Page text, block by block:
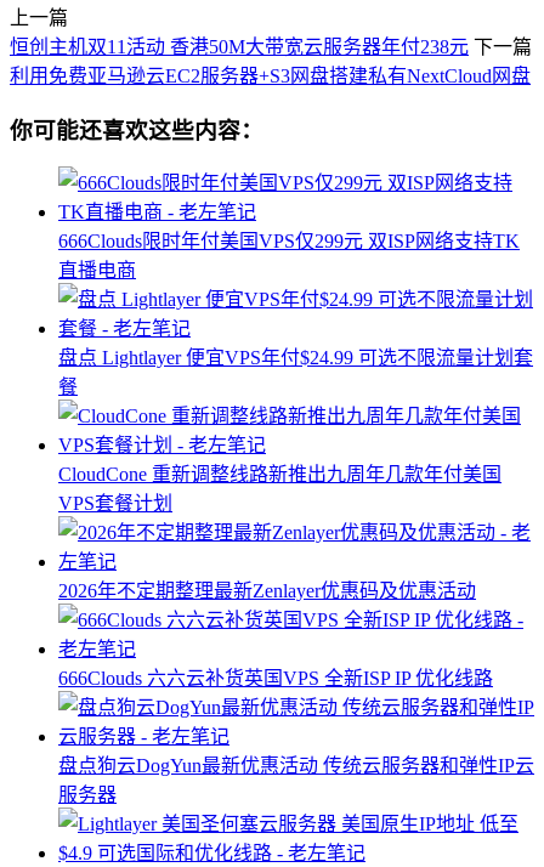
上一篇
恒创主机双11活动 香港50M大带宽云服务器年付238元 下一篇
利用免费亚马逊云EC2服务器+S3网盘搭建私有NextCloud网盘
你可能还喜欢这些内容：
666Clouds限时年付美国VPS仅299元 双ISP网络支持TK
直播电商
盘点 Lightlayer 便宜VPS年付$24.99 可选不限流量计划套
餐
CloudCone 重新调整线路新推出九周年几款年付美国
VPS套餐计划
2026年不定期整理最新Zenlayer优惠码及优惠活动
666Clouds 六六云补货英国VPS 全新ISP IP 优化线路
盘点狗云DogYun最新优惠活动 传统云服务器和弹性IP云
服务器